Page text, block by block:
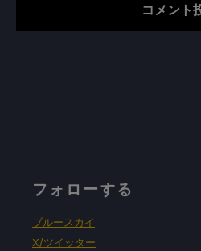
フォローする
ブルースカイ
X/ツイッター